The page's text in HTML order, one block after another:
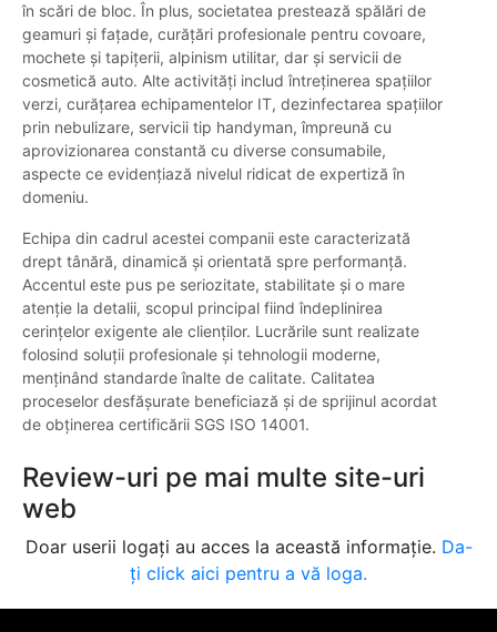
în scări de bloc. În plus, societatea prestează spălări de
geamuri și fațade, curățări profesionale pentru covoare,
mochete și tapițerii, alpinism utilitar, dar și servicii de
cosmetică auto. Alte activități includ întreținerea spațiilor
verzi, curățarea echipamentelor IT, dezinfectarea spațiilor
prin nebulizare, servicii tip handyman, împreună cu
aprovizionarea constantă cu diverse consumabile,
aspecte ce evidențiază nivelul ridicat de expertiză în
domeniu.
Echipa din cadrul acestei companii este caracterizată
drept tânără, dinamică și orientată spre performanță.
Accentul este pus pe seriozitate, stabilitate și o mare
atenție la detalii, scopul principal fiind îndeplinirea
cerințelor exigente ale clienților. Lucrările sunt realizate
folosind soluții profesionale și tehnologii moderne,
menținând standarde înalte de calitate. Calitatea
proceselor desfășurate beneficiază și de sprijinul acordat
de obținerea certificării SGS ISO 14001.
Review-uri pe mai multe site-uri
web
Doar userii logați au acces la această informație. Da-
ți click aici pentru a vă loga.